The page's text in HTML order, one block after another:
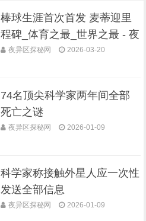
棒球生涯首次首发 麦蒂迎里
程碑_体育之最_世界之最 - 夜
异区世界之最
夜异区探秘网 2026-03-20
74名顶尖科学家两年间全部
死亡之谜
夜异区探秘网 2026-01-09
科学家称接触外星人应一次性
发送全部信息
夜异区探秘网 2026-01-09